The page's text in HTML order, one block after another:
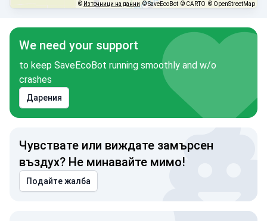
© Източници на данни © SaveEcoBot © CARTO © OpenStreetMap
We need your support
to keep SaveEcoBot running smoothly and w/o
crashes
Дарения
Чувствате или виждате замърсен
въздух? Не минавайте мимо!
Подайте жалба